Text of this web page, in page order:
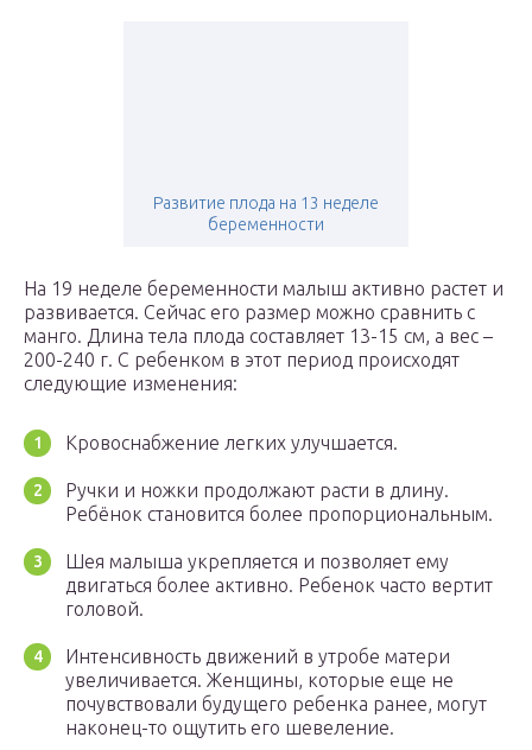
Развитие плода на 13 неделе
беременности
На 19 неделе беременности малыш активно растет и
развивается. Сейчас его размер можно сравнить с
манго. Длина тела плода составляет 13-15 см, а вес –
200-240 г. С ребенком в этот период происходят
следующие изменения:
Кровоснабжение легких улучшается.
Ручки и ножки продолжают расти в длину.
Ребёнок становится более пропорциональным.
Шея малыша укрепляется и позволяет ему
двигаться более активно. Ребенок часто вертит
головой.
Интенсивность движений в утробе матери
увеличивается. Женщины, которые еще не
почувствовали будущего ребенка ранее, могут
наконец-то ощутить его шевеление.